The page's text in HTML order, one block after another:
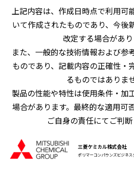
上記内容は、作成日時点で利用可
いて作成されたものであり、今後
改定する場合があり
また、一般的な技術情報および参
ものであり、記載内容の正確性・
るものではありま
製品の性能や特性は使用条件・加
場合があります。最終的な適用可
ご自身の責任にてご判断
三菱ケミカル株式会社
ポリマーコンパウンズビジネ